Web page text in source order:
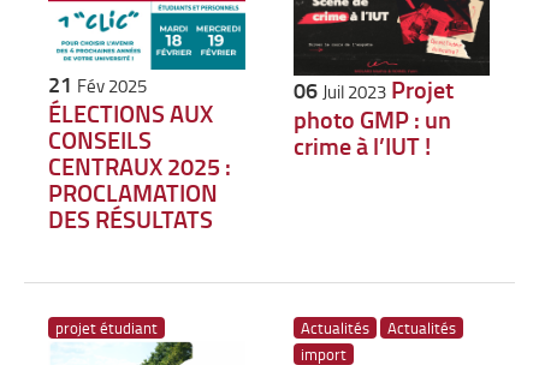
21 Fév 2025
ÉLECTIONS AUX
CONSEILS
CENTRAUX 2025 :
PROCLAMATION
DES RÉSULTATS
06Juil 2023 Projet
photo GMP : un
crime à l’IUT !
projet étudiant Actualités
Actualités
import